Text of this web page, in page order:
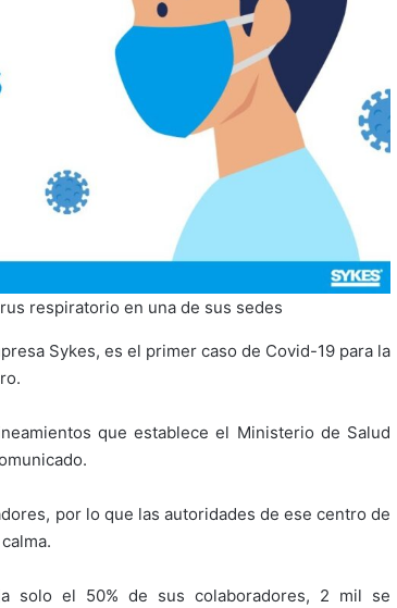
respiratorio en una de sus sedes
Sykes, es el primer caso de Covid-19 para la
que establece el Ministerio de Salud
por lo que las autoridades de ese centro de
solo el 50% de sus colaboradores, 2 mil se